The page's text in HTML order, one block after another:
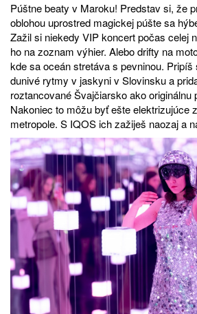
Púštne beaty v Maroku! Predstav si, že
oblohou uprostred magickej púšte sa
Zažil si niekedy VIP koncert počas celej
ho na zoznam výhier. Alebo drifty na
kde sa oceán stretáva s pevninou.
dunivé rytmy v jaskyni v Slovinsku a
roztancované Švajčiarsko ako originálnu
Nakoniec to môžu byť ešte elektrizujúce
metropole. S IQOS ich zažiješ naozaj a